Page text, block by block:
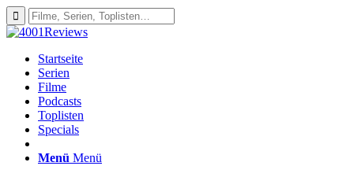
Startseite
Serien
Filme
Podcasts
Toplisten
Specials
Menü Menü